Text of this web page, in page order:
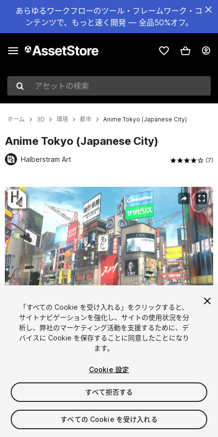
あらゆるワークフローのツール・フレームワーク・コ
ンテンツで、もっと速く開発 — 全品50%オフ。
アセットの検索
ホーム 3D 環境 都市 Anime Tokyo (Japanese City)
Anime Tokyo (Japanese City)
Halberstram Art (7)
現在のスライド：1 / 52
1/ 52
$120
消費税は決済時に計算されます
「すべての Cookie を受け入れる」をクリックすると、
サイトナビゲーションを強化し、サイトの使用状況を分
析し、弊社のマーケティング活動を支援するために、デ
バイスに Cookie を保存することに同意したことになり
ます。
Cookie 設定
すべて拒否する
すべての Cookie を受け入れる